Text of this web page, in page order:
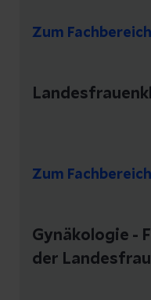
Zum Fachbereich
Zum Fachbereich
Gynäkologie -
der